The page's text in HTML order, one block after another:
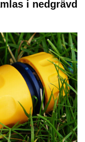
i nedgrävd